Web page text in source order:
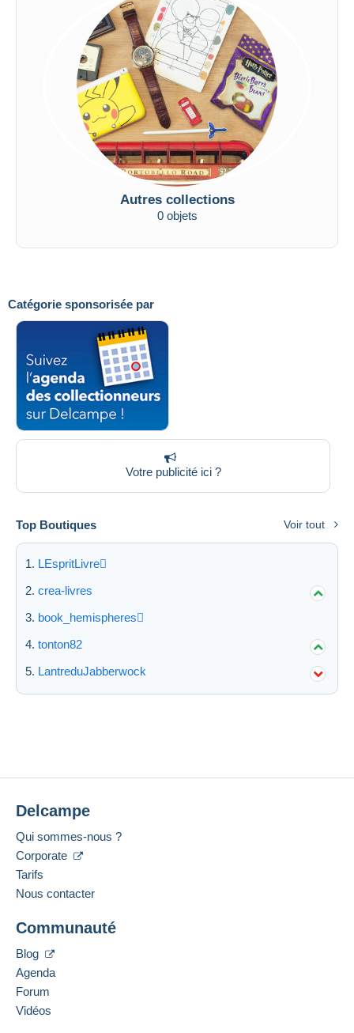
Catégorie sponsorisée par
Votre publicité ici ?
Top Boutiques Voir tout
LEspritLivre
crea-livres
book_hemispheres
tonton82
LantreduJabberwock
Autres collections
0 objets
Delcampe
Qui sommes-nous ?
Corporate
Tarifs
Nous contacter
Communauté
Blog
Agenda
Forum
Vidéos